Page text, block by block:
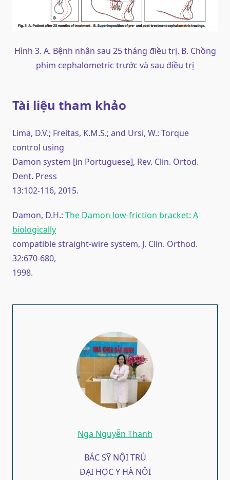
Hình 3. A. Bệnh nhân sau 25 tháng điều trị. B. Chồng
phim cephalometric trước và sau điều trị
Tài liệu tham khảo
Lima, D.V.; Freitas, K.M.S.; and Ursi, W.: Torque
control using
Damon system [in Portuguese], Rev. Clin. Ortod.
Dent. Press
13:102-116, 2015.
Damon, D.H.: The Damon low-friction bracket: A
biologically
compatible straight-wire system, J. Clin. Orthod.
32:670-680,
1998.
Nga Nguyễn Thanh
BÁC SỸ NỘI TRÚ
ĐẠI HỌC Y HÀ NÔI